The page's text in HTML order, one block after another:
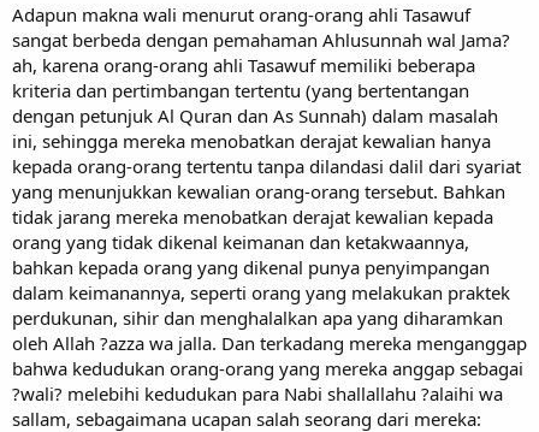
Adapun makna wali menurut orang-orang ahli Tasawuf
sangat berbeda dengan pemahaman Ahlusunnah wal Jama?
ah, karena orang-orang ahli Tasawuf memiliki beberapa
kriteria dan pertimbangan tertentu (yang bertentangan
dengan petunjuk Al Quran dan As Sunnah) dalam masalah
ini, sehingga mereka menobatkan derajat kewalian hanya
kepada orang-orang tertentu tanpa dilandasi dalil dari syariat
yang menunjukkan kewalian orang-orang tersebut. Bahkan
tidak jarang mereka menobatkan derajat kewalian kepada
orang yang tidak dikenal keimanan dan ketakwaannya,
bahkan kepada orang yang dikenal punya penyimpangan
dalam keimanannya, seperti orang yang melakukan praktek
perdukunan, sihir dan menghalalkan apa yang diharamkan
oleh Allah ?azza wa jalla. Dan terkadang mereka menganggap
bahwa kedudukan orang-orang yang mereka anggap sebagai
?wali? melebihi kedudukan para Nabi shallallahu ?alaihi wa
sallam, sebagaimana ucapan salah seorang dari mereka: